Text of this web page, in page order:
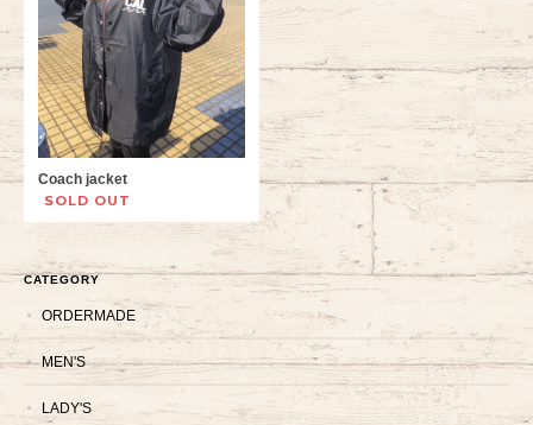
Coach jacket
SOLD OUT
CATEGORY
ORDERMADE
MEN'S
LADY'S